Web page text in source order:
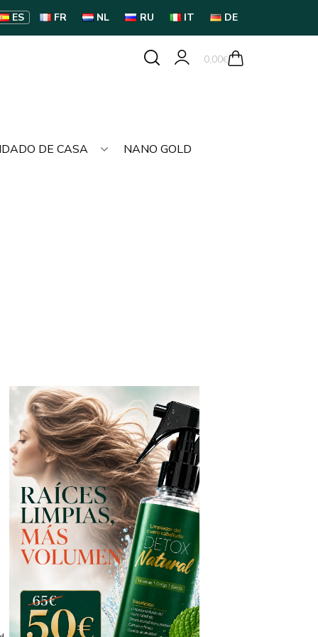
ES FR NL RU IT DE
0,00€
DE CASA NANO GOLD